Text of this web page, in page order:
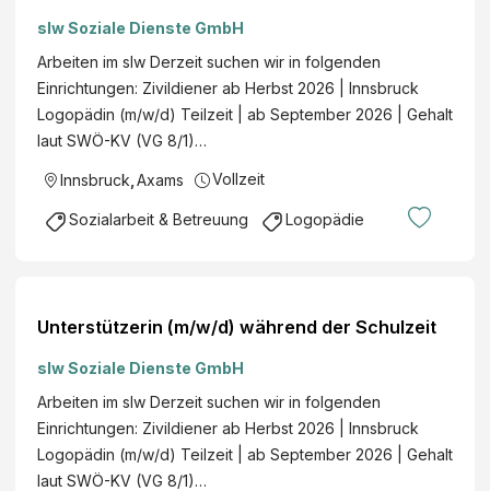
slw Soziale Dienste GmbH
Arbeiten im slw Derzeit suchen wir in folgenden
Einrichtungen: Zivildiener ab Herbst 2026 | Innsbruck
Logopädin (m/w/d) Teilzeit | ab September 2026 | Gehalt
laut SWÖ-KV (VG 8/1)…
Innsbruck,Axams Vollzeit
Sozialarbeit & Betreuung Logopädie
Unterstützerin (m/w/d) während der Schulzeit
slw Soziale Dienste GmbH
Arbeiten im slw Derzeit suchen wir in folgenden
Einrichtungen: Zivildiener ab Herbst 2026 | Innsbruck
Logopädin (m/w/d) Teilzeit | ab September 2026 | Gehalt
laut SWÖ-KV (VG 8/1)…